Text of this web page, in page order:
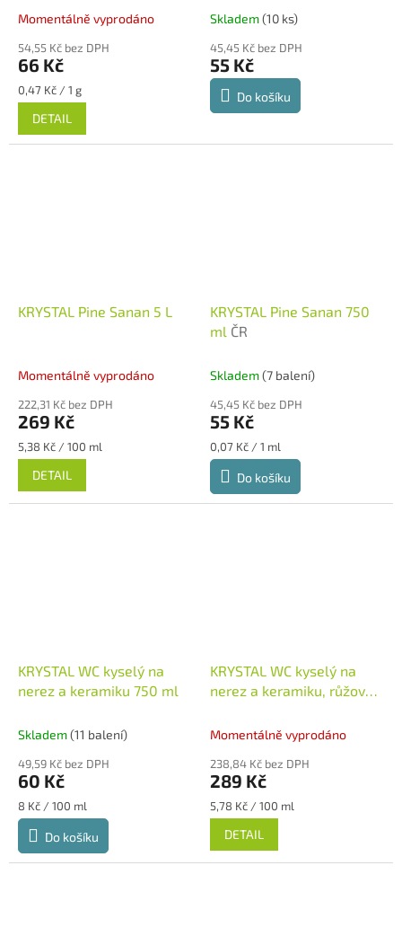
Momentálně vyprodáno
54,55 Kč bez DPH
66 Kč
Měrná
cena:
0,47 Kč / 1 g
DETAIL
Skladem(10 ks)
45,45 Kč bez DPH
55 Kč
Do košíku
KRYSTAL Pine Sanan 5 L
Momentálně vyprodáno
222,31 Kč bez DPH
269 Kč
Měrná
cena:
5,38 Kč / 100 ml
DETAIL
KRYSTAL Pine Sanan 750
ml ČR
Skladem(7 balení)
45,45 Kč bez DPH
55 Kč
Měrná
cena:
0,07 Kč / 1 ml
Do košíku
KRYSTAL WC kyselý na
nerez a keramiku 750 ml
Skladem(11 balení)
49,59 Kč bez DPH
60 Kč
Měrná
cena:
8 Kč / 100 ml
Do košíku
KRYSTAL WC kyselý na
nerez a keramiku, růžový 5
Momentálně vyprodáno
238,84 Kč bez DPH
289 Kč
Měrná
cena:
5,78 Kč / 100 ml
DETAIL